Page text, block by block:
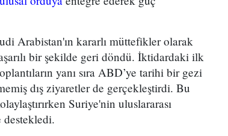
Arabistan'ın kararlı müttefikler olarak
bir şekilde geri döndü. İktidardaki ilk
yanı sıra ABD’ye tarihi bir gezi
dış ziyaretler de gerçekleştirdi. Bu
Suriye'nin uluslararası